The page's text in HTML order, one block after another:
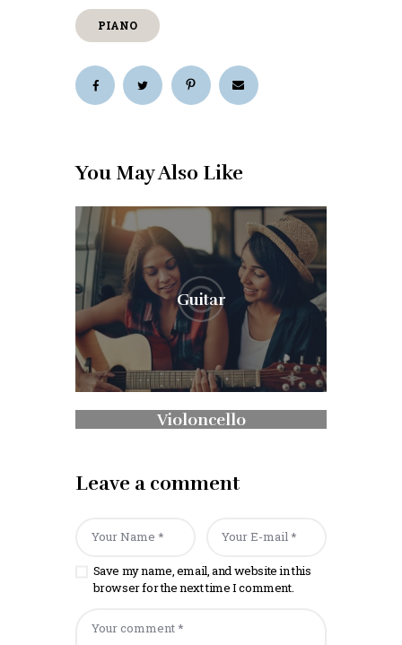
PIANO
You May Also Like
Guitar
Violoncello
Leave a comment
Save my name, email, and website in this
browser for the next time I comment.